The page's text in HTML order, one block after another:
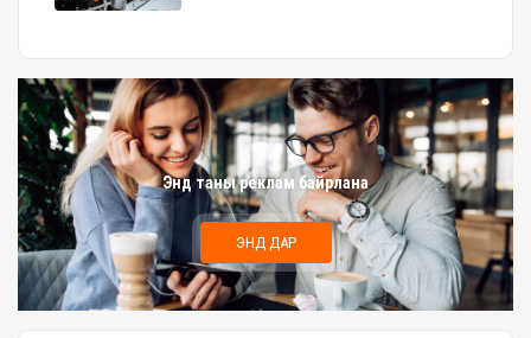
Энд таны реклам байрлана
ЭНД ДАР